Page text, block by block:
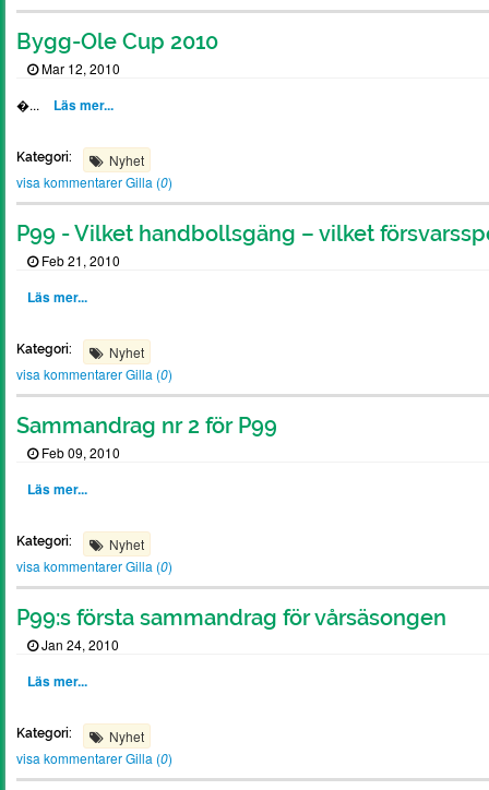
Bygg-Ole Cup 2010
Mar 12, 2010
�...
Läs mer...
Kategori:
Nyhet
visa kommentarerGilla (0)
P99 - Vilket handbollsgäng – vilket
Feb 21, 2010
Läs mer...
Kategori:
Nyhet
visa kommentarerGilla (0)
Sammandrag nr 2 för P99
Feb 09, 2010
Läs mer...
Kategori:
Nyhet
visa kommentarerGilla (0)
P99:s första sammandrag för vårsäsongen
Jan 24, 2010
Läs mer...
Kategori:
Nyhet
visa kommentarerGilla (0)